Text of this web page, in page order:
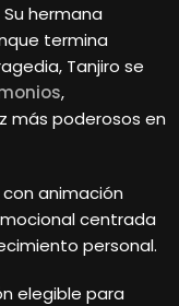
hermana
termina
Tanjiro se
,
más poderosos en
animación
centrada
personal.
elegible para